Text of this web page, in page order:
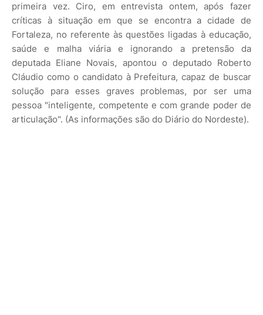
primeira vez. Ciro, em entrevista ontem, após fazer
críticas à situação em que se encontra a cidade de
Fortaleza, no referente às questões ligadas à educação,
saúde e malha viária e ignorando a pretensão da
deputada Eliane Novais, apontou o deputado Roberto
Cláudio como o candidato à Prefeitura, capaz de buscar
solução para esses graves problemas, por ser uma
pessoa "inteligente, competente e com grande poder de
articulação". (As informações são do Diário do Nordeste).